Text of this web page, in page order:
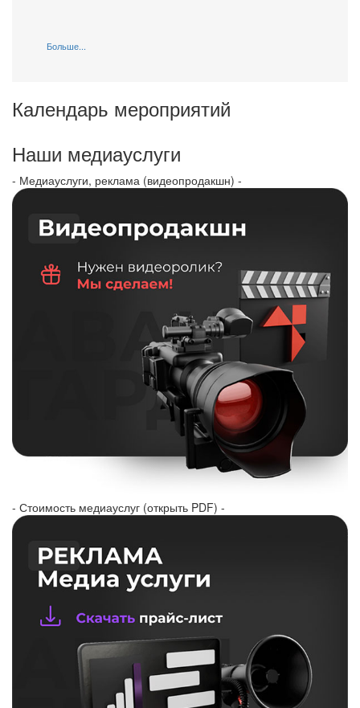
Больше...
Календарь мероприятий
Наши медиауслуги
- Медиауслуги, реклама (видеопродакшн) -
- Стоимость медиауслуг (открыть PDF) -